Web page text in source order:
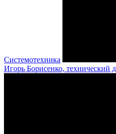
Системотехника
Игорь Борисенко, технический